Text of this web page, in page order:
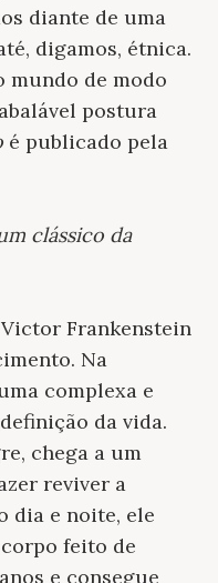
diante de uma
digamos, étnica.
mundo de modo
postura
é publicado pela
clássico da
Frankenstein
Na
complexa e
da vida.
chega a um
reviver a
dia e noite, ele
feito de
e consegue